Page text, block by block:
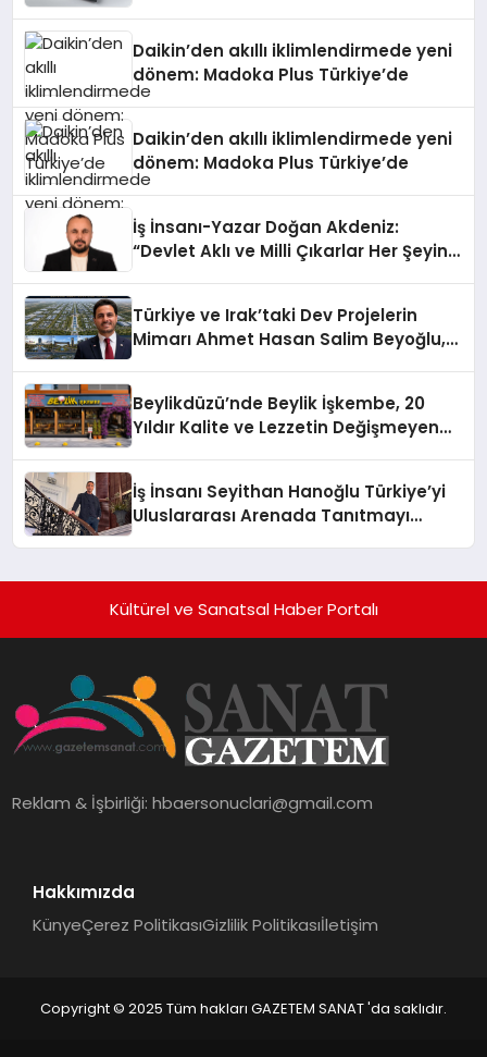
Daikin’den akıllı iklimlendirmede yeni
dönem: Madoka Plus Türkiye’de
Daikin’den akıllı iklimlendirmede yeni
dönem: Madoka Plus Türkiye’de
İş İnsanı-Yazar Doğan Akdeniz:
“Devlet Aklı ve Milli Çıkarlar Her Şeyin
Türkiye ve Irak’taki Dev Projelerin
Mimarı Ahmet Hasan Salim Beyoğlu,
Hayata Geçirecek
Beylikdüzü’nde Beylik İşkembe, 20
Yıldır Kalite ve Lezzetin Değişmeyen
İş İnsanı Seyithan Hanoğlu Türkiye’yi
Uluslararası Arenada Tanıtmayı
Kültürel ve Sanatsal Haber Portalı
Reklam & İşbirliği:hbaersonuclari@gmail.com
Hakkımızda
KünyeÇerez PolitikasıGizlilik Politikasıİletişim
Copyright © 2025 Tüm hakları GAZETEM SANAT 'da saklıdır.